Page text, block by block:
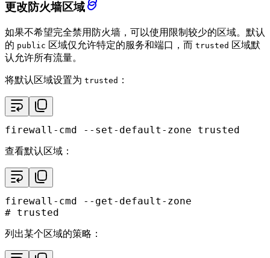
更改防火墙区域
如果不希望完全禁用防火墙，可以使用限制较少的区域。默认
的 public 区域仅允许特定的服务和端口，而 trusted 区域默
认允许所有流量。
将默认区域设置为 trusted ：
firewall-cmd --set-default-zone trusted
查看默认区域：
# trusted
列出某个区域的策略：